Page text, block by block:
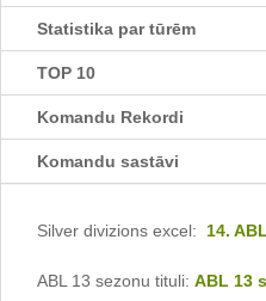
Statistika par tūrēm
TOP 10
Komandu Rekordi
Komandu sastāvi
Silver divizions excel: 14.
ABL 13 sezonu tituli: ABL 13